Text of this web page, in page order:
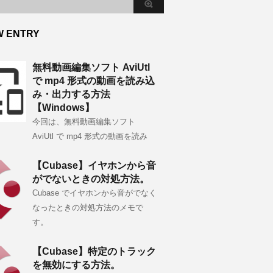
ENTRY
無料動画編集ソフト AviUtl
で mp4 形式の動画を読み込
み・出力する方法
【Windows】
今回は、無料動画編集ソフト
AviUtl で mp4 形式の動画を読み
【Cubase】イヤホンから音
がでないときの対処方法。
Cubase でイヤホンから音がでなく
なったときの対処方法のメモで
す。
【Cubase】特定のトラック
を無効にする方法。